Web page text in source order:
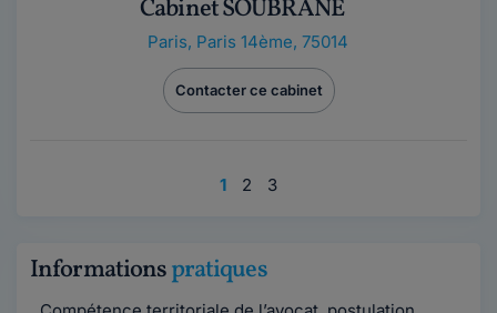
Cabinet SOUBRANE
Paris, Paris 14ème, 75014
Contacter ce cabinet
1 2 3
Informationspratiques